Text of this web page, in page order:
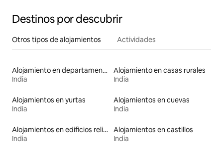
Destinos por descubrir
Otros tipos de alojamientos Actividades
Alojamiento en departamentos
India
Alojamiento en casas rurales
India
Alojamientos en yurtas
India
Alojamientos en cuevas
India
Alojamientos en edificios religiosos
India
Alojamientos en castillos
India